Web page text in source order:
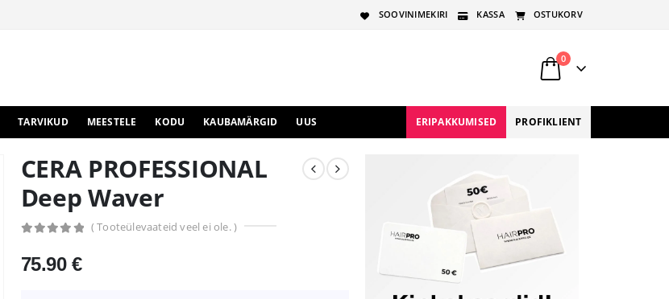
SOOVINIMEKIRI KASSA OSTUKORV
0
TARVIKUD MEESTELE KODU KAUBAMÄRGID UUS ERIPAKKUMISED PROFIKLIENT
CERA PROFESSIONAL
Deep Waver
( Tooteülevaateid veel ei ole. )
75.90 €